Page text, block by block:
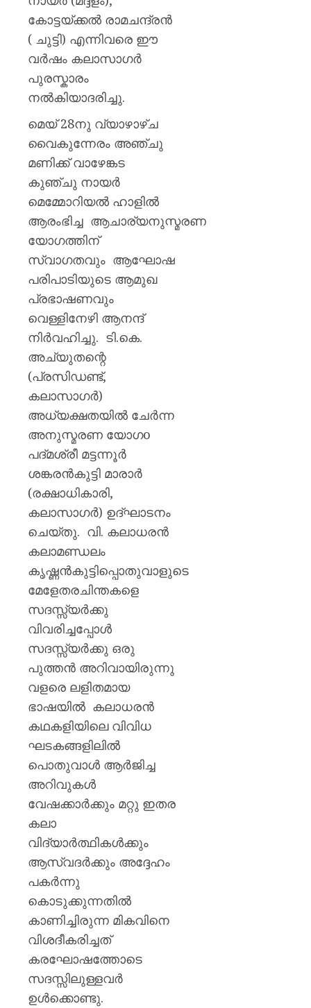
കോട്ടയ്ക്കല്‍ രാമചന്ദ്രന്‍
( ചുട്ടി) എന്നിവരെ ഈ
വര്‍ഷം കലാസാഗര്‍
പുരസ്കാരം
നല്‍കിയാദരിച്ചു.
മെയ് 28നു വ്യാഴാഴ്ച
വൈകുന്നേരം അഞ്ചു
മണിക്ക് വാഴേങ്കട
കുഞ്ചു നായർ
മെമ്മോറിയൽ ഹാളിൽ
ആരംഭിച്ച ആചാര്യനുസ്മരണ
യോഗത്തിന്
സ്വാഗതവും ആഘോഷ
പരിപാടിയുടെ ആമുഖ
പ്രഭാഷണവും
വെള്ളിനേഴി ആനന്ദ്
നിർവഹിച്ചു. ടി.കെ.
അച്യുതന്റെ
(പ്രസിഡണ്ട്,
കലാസാഗര്‍)
അധ്യക്ഷതയിൽ ചേർന്ന
അനുസ്മരണ യോഗo
പദ്മശ്രീ മട്ടന്നൂർ
ശങ്കരൻകുട്ടി മാരാർ
(രക്ഷാധികാരി,
കലാസാഗര്‍) ഉദ്ഘാടനം
ചെയ്തു. വി. കലാധരന്‍
കലാമണ്ഡലം
കൃഷ്ണന്‍കുട്ടിപ്പൊതുവാളുടെ
മേളേതരചിന്തകളെ
സദസ്സ്യർക്കു
വിവരിച്ചപ്പോൾ
സദസ്സ്യർക്കു ഒരു
പുത്തൻ അറിവായിരുന്നു
വളരെ ലളിതമായ
ഭാഷയിൽ കലാധരൻ
കഥകളിയിലെ വിവിധ
ഘടകങ്ങളിലിൽ
പൊതുവാൾ ആർജിച്ച
അറിവുകൾ
വേഷക്കാർക്കും മറ്റു ഇതര
കലാ
വിദ്യാർത്ഥികൾക്കും
ആസ്വദർക്കും അദ്ദേഹം
പകർന്നു
കൊടുക്കുന്നതിൽ
കാണിച്ചിരുന്ന മികവിനെ
വിശദീകരിച്ചത്
കരഘോഷത്തോടെ
സദസ്സിലുള്ളവർ
ഉൾക്കൊണ്ടു.